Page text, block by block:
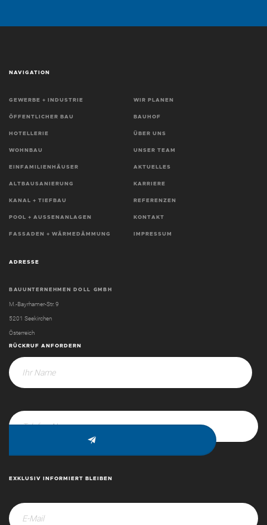
NAVIGATION
GEWERBE + INDUSTRIE
ÖFFENTLICHER BAU
HOTELLERIE
WOHNBAU
EINFAMILIENHÄUSER
ALTBAUSANIERUNG
KANAL + TIEFBAU
POOL + AUSSENANLAGEN
FASSADEN + WÄRMEDÄMMUNG
WIR PLANEN
BAUHOF
ÜBER UNS
UNSER TEAM
AKTUELLES
KARRIERE
REFERENZEN
KONTAKT
IMPRESSUM
ADRESSE
BAUUNTERNEHMEN DOLL GMBH
M.-Bayrhamer-Str. 9
5201 Seekirchen
Österreich
RÜCKRUF ANFORDERN
EXKLUSIV INFORMIERT BLEIBEN